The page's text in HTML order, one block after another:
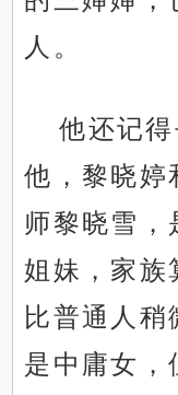
人。
他还记
他，黎晓婷
师黎晓雪，
姐妹，家族
比普通人
是中庸女，